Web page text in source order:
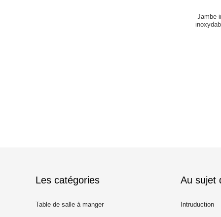
Jambe
Les catégories
Table de salle à manger
Au sujet
Intruduction